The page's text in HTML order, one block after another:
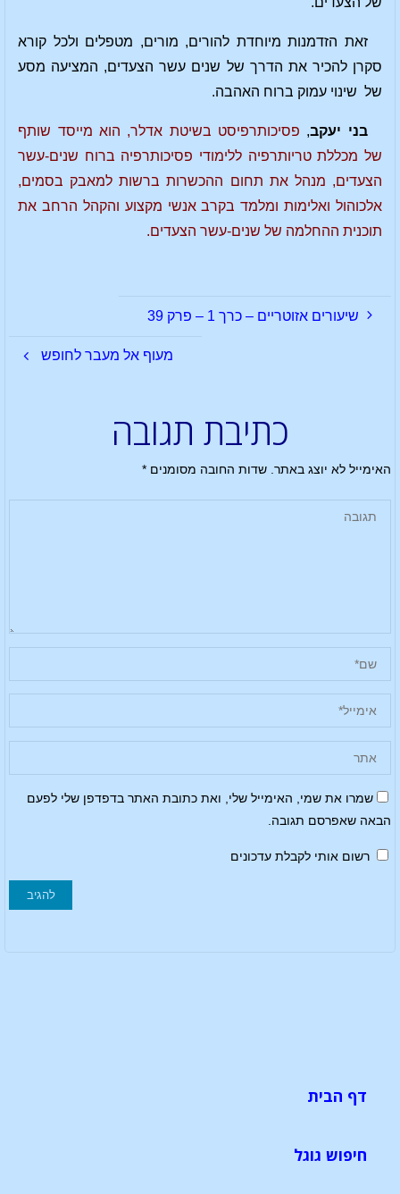
זאת הזדמנות מיוחדת להורים, מורים, מטפלים ולכל קורא
סקרן להכיר את הדרך של שנים עשר הצעדים, המציעה מסע
של שינוי עמוק ברוח האהבה.
בני יעקב, פסיכותרפיסט בשיטת אדלר, הוא מייסד שותף
של מכללת טריותרפיה ללימודי פסיכותרפיה ברוח שנים-עשר
הצעדים, מנהל את תחום ההכשרות ברשות למאבק בסמים,
אלכוהול ואלימות ומלמד בקרב אנשי מקצוע והקהל הרחב את
תוכנית ההחלמה של שנים-עשר הצעדים.
שיעורים אזוטריים – כרך 1 – פרק 39
מעוף אל מעבר לחופש
כתיבת תגובה
האימייל לא יוצג באתר. שדות החובה מסומנים*
שמרו את שמי, האימייל שלי, ואת כתובת האתר בדפדפן שלי לפעם
הבאה שאפרסם תגובה.
רשום אותי לקבלת עדכונים
דף הבית
חיפוש גוגל